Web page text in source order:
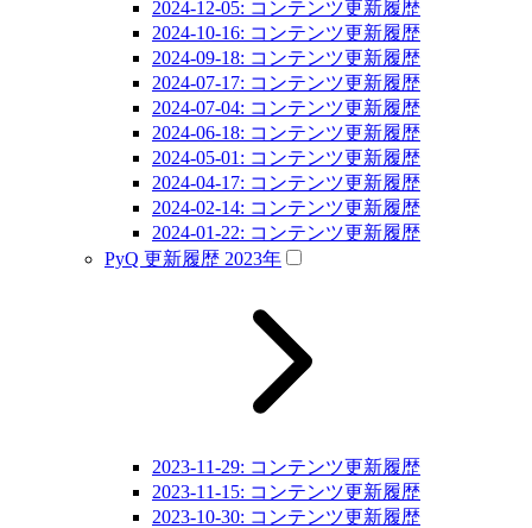
2024-12-05: コンテンツ更新履歴
2024-10-16: コンテンツ更新履歴
2024-09-18: コンテンツ更新履歴
2024-07-17: コンテンツ更新履歴
2024-07-04: コンテンツ更新履歴
2024-06-18: コンテンツ更新履歴
2024-05-01: コンテンツ更新履歴
2024-04-17: コンテンツ更新履歴
2024-02-14: コンテンツ更新履歴
2024-01-22: コンテンツ更新履歴
PyQ 更新履歴 2023年
2023-11-29: コンテンツ更新履歴
2023-11-15: コンテンツ更新履歴
2023-10-30: コンテンツ更新履歴